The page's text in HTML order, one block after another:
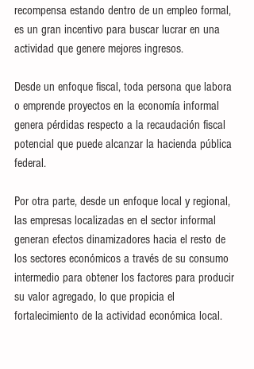
recompensa estando dentro de un empleo formal,
es un gran incentivo para buscar lucrar en una
actividad que genere mejores ingresos.
Desde un enfoque fiscal, toda persona que labora
o emprende proyectos en la economía informal
genera pérdidas respecto a la recaudación fiscal
potencial que puede alcanzar la hacienda pública
federal.
Por otra parte, desde un enfoque local y regional,
las empresas localizadas en el sector informal
generan efectos dinamizadores hacia el resto de
los sectores económicos a través de su consumo
intermedio para obtener los factores para producir
su valor agregado, lo que propicia el
fortalecimiento de la actividad económica local.